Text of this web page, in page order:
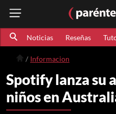
Noticias Reseñas
Informacion
Spotify lanza su
niños en